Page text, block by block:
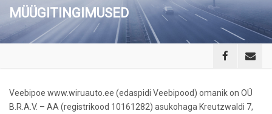
MÜÜGITINGIMUSED
Veebipoe www.wiruauto.ee (edaspidi Veebipood) omanik on OÜ
B.R.A.V. – AA (registrikood 10161282) asukohaga Kreutzwaldi 7,